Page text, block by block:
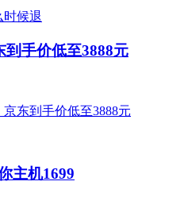
手价低至3888元
主机1699